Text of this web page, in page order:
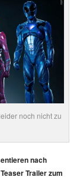
noch nicht zu
nach
Trailer zum